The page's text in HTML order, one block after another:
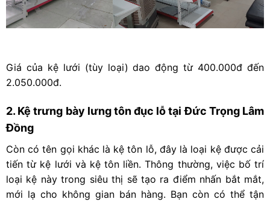
Giá của kệ lưới (tùy loại) dao động từ 400.000đ đến
2.050.000đ.
2. Kệ trưng bày lưng tôn đục lỗ tại Đức Trọng Lâm
Đồng
Còn có tên gọi khác là kệ tôn lỗ, đây là loại kệ được cải
tiến từ kệ lưới và kệ tôn liền. Thông thường, việc bố trí
loại kệ này trong siêu thị sẽ tạo ra điểm nhấn bắt mắt,
mới lạ cho không gian bán hàng. Bạn còn có thể tận